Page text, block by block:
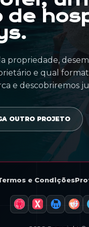
de
propriedade,
e qual
e descobriremos
OUTRO PROJETO
e Condições